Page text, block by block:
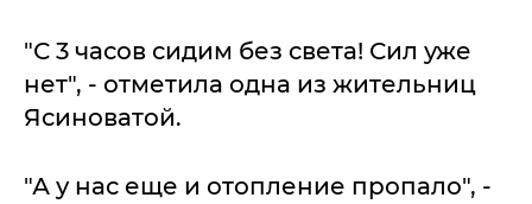
"С 3 часов сидим без света! Сил уже
нет", - отметила одна из жительниц
Ясиноватой.
"А у нас еще и отопление пропало", -